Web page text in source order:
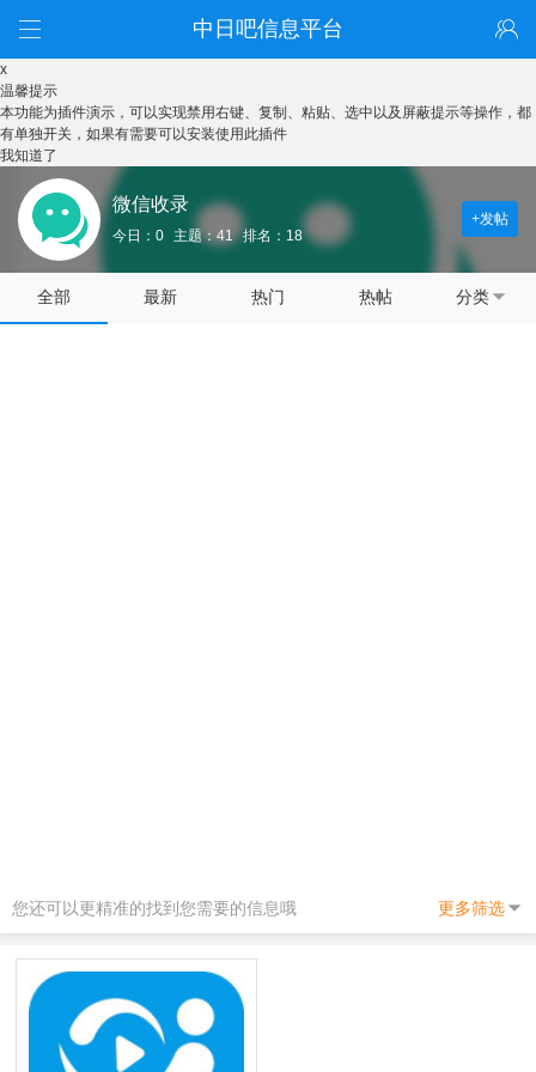
中日吧信息平台
x
温馨提示
本功能为插件演示，可以实现禁用右键、复制、粘贴、选中以及屏蔽提示等操作，都
有单独开关，如果有需要可以安装使用此插件
我知道了
微信收录
今日：0 主题：41 排名：18
+发帖
全部 最新 热门 热帖 分类
您还可以更精准的找到您需要的信息哦 更多筛选